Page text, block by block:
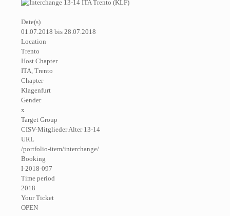
Date(s)
01.07.2018 bis 28.07.2018
Location
Trento
Host Chapter
ITA, Trento
Chapter
Klagenfurt
Gender
x
Target Group
CISV-Mitglieder Alter 13-14
URL
/portfolio-item/interchange/
Booking
I-2018-097
Time period
2018
Your Ticket
OPEN